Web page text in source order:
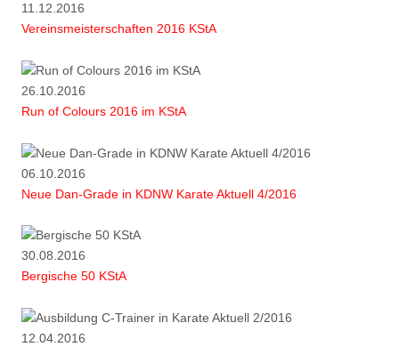
11.12.2016
Vereinsmeisterschaften 2016 KStA
26.10.2016
Run of Colours 2016 im KStA
06.10.2016
Neue Dan-Grade in KDNW Karate Aktuell 4/2016
30.08.2016
Bergische 50 KStA
12.04.2016